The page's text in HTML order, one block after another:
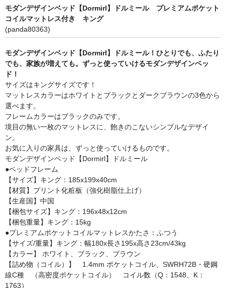
モダンデザインベッド【Dormirl】ドルミール プレミアムポケット
コイルマットレス付き キング
(panda80363)
モダンデザインベッド【Dormirl】ドルミール！ひとりでも、ふたり
でも、家族が増えても。ずっと使っていけるモダンデザインベッ
ド！
サイズはキングサイズです！
マットレスカラーはホワイトとブラックとダークブラウンの3色から
選べます。
フレームカラーはブラックのみです。
境目の無い一枚のマットレスに、飽きのこないシンプルなデザイ
ン。
お気に入りの家具は、ずっと使っていけるものです。
モダンデザインベッド【Dormirl】ドルミール
●ベッドフレーム
【サイズ】キング：185x199x40cm
【材質】プリント化粧板（強化樹脂仕上げ）
【生産国】中国
【梱包サイズ】キング：196x48x12cm
【梱包重量】キング：15kg
●プレミアムポケットコイルマットレスかたさ：ふつう
【サイズ/重量】キング：幅180x長さ195x高さ23cm/43kg
【カラー】 ホワイト、ブラック、ブラウン
【詰め物（コイル）】 1.4mm ポケットコイル、SWRH72B・硬鋼
線C種 （高密度ポケットコイル） コイル数（Q：1548、K：
1763）